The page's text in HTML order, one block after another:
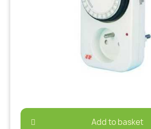
Add to basket